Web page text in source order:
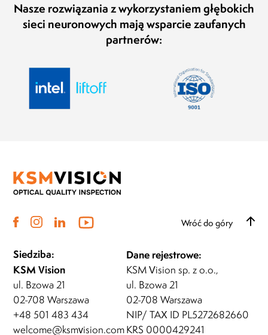
Nasze rozwiązania z wykorzystaniem głębokich
sieci neuronowych mają wsparcie zaufanych
partnerów:
Wróć do góry
Siedziba:
KSM Vision
ul. Bzowa 21
02-708 Warszawa
+48 501 483 434
welcome@ksmvision.com
Dane rejestrowe:
KSM Vision sp. z o.o.,
ul. Bzowa 21
02-708 Warszawa
NIP/ TAX ID PL5272682660
KRS 0000429241